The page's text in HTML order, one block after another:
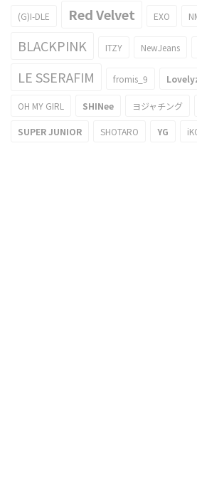
(G)I-DLE Red Velvet EXO
BLACKPINK ITZY NewJeans
LE SSERAFIM fromis_9
OH MY GIRL SHINee ヨジャチング
SUPER JUNIOR SHOTARO YG